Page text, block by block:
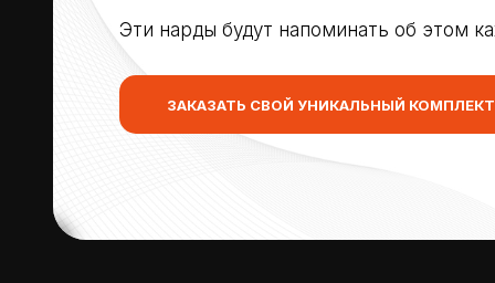
Эти нарды будут напоминать об этом
ЗАКАЗАТЬ СВОЙ УНИКАЛЬНЫЙ КОМПЛЕКТ